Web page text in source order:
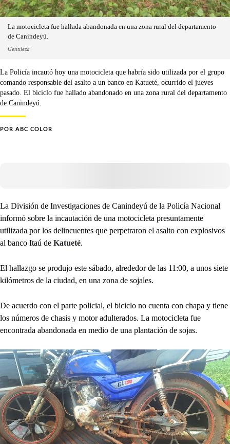
La motocicleta fue hallada abandonada en una zona rural del departamento
de Canindeyú.
Gentileza
La Policía incautó hoy una motocicleta que habría sido utilizada por el grupo
comando responsable del asalto a un banco en Katueté, ocurrido el jueves
pasado. El biciclo fue hallado abandonado en una zona rural del departamento
de Canindeyú.
POR ABC COLOR
La División de Investigaciones de Canindeyú de la Policía Nacional
informó sobre la incautación de una motocicleta presuntamente
utilizada por los delincuentes que perpetraron el asalto con explosivos
al banco Itaú de Katueté.
El hallazgo se produjo este sábado, alrededor de las 11:00, a unos siete
kilómetros de la ciudad, en una zona de sojales.
De acuerdo con el parte policial, el biciclo no cuenta con chapa y tiene
los números de chasis y motor adulterados. La motocicleta fue
encontrada abandonada en medio de una plantación de sojas.